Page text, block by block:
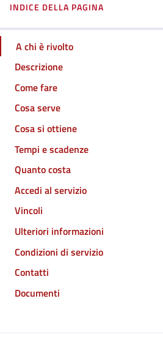
INDICE DELLA PAGINA
A chi è rivolto
Descrizione
Come fare
Cosa serve
Cosa si ottiene
Tempi e scadenze
Quanto costa
Accedi al servizio
Vincoli
Ulteriori informazioni
Condizioni di servizio
Contatti
Documenti